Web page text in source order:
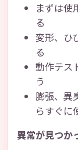
まずは使
る
変形、ひ
る
動作テス
う
膨張、異
らすぐに
異常が見つか